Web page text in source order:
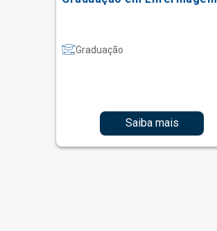
Graduação
Saiba mais